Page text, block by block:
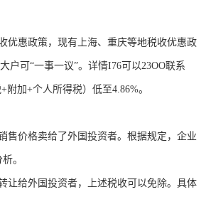
优惠政策，现有上海、重庆等地税收优惠政
户可“一事一议”。详情I76可以23OO联系
加+个人所得税）低至4.86%。
售价格卖给了外国投资者。根据规定，企业
。
让给外国投资者，上述税收可以免除。具体